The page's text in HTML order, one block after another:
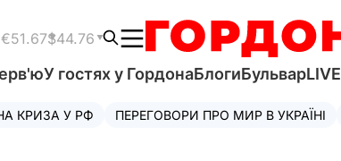
€51.67$44.76
У гостях у ГордонаБлогиБульварLIVE
КРИЗА У РФ ПЕРЕГОВОРИ ПРО МИР В УКРАЇНІ